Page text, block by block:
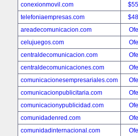
conexionmovil.com
telefoniaempresas.com
areadecomunicacion.com
celujuegos.com
centraldecomunicacion.com
centraldecomunicaciones.com
comunicacionesempresariales.com
comunicacionpublicitaria.com
comunicacionypublicidad.com
comunidadenred.com
comunidadinternacional.com